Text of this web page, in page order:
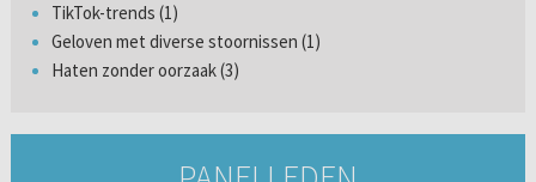
TikTok-trends (1)
Geloven met diverse stoornissen (1)
Haten zonder oorzaak (3)